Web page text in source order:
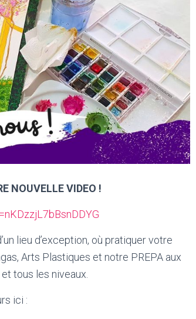
NOUVELLE VIDEO !
lieu d’exception, où pratiquer votre
Arts Plastiques et notre PREPA aux
tous les niveaux.
ici :